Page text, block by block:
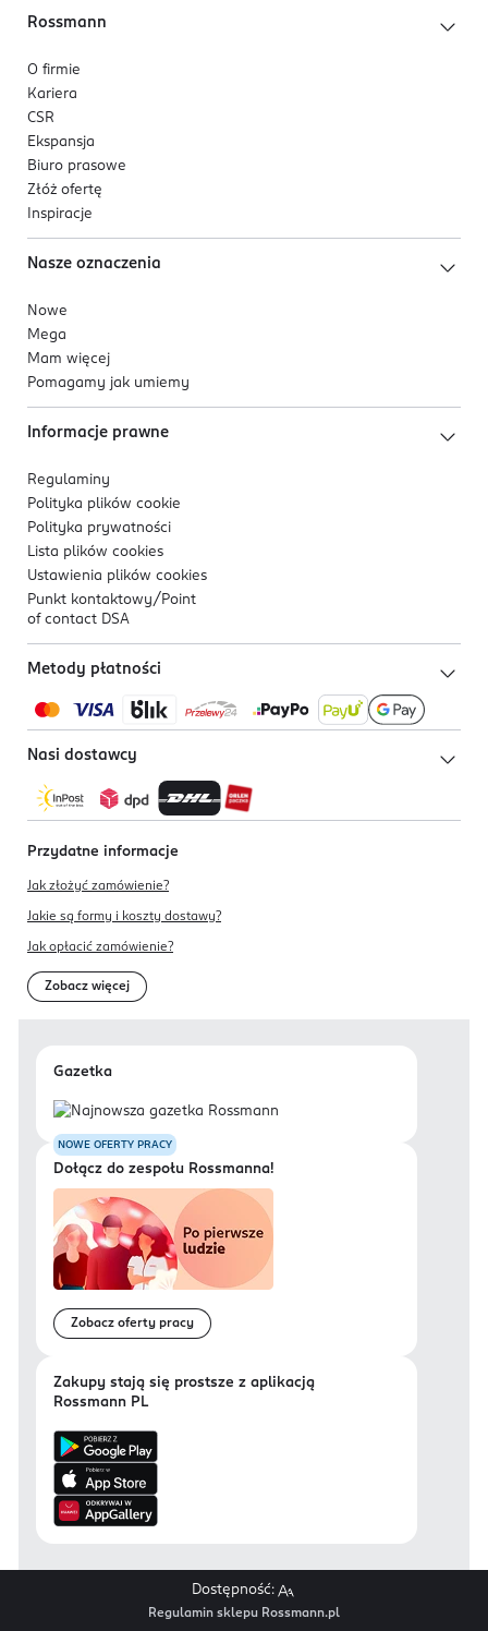
Rossmann
O firmie
Kariera
CSR
Ekspansja
Biuro prasowe
Złóż ofertę
Inspiracje
Nasze oznaczenia
Nowe
Mega
Mam więcej
Pomagamy jak umiemy
Informacje prawne
Regulaminy
Polityka plików cookie
Polityka prywatności
Lista plików cookies
Ustawienia plików cookies
Punkt kontaktowy/ Point
of contact DSA
Metody płatności
Nasi dostawcy
Przydatne informacje
Jak złożyć zamówienie?
Jakie są formy i koszty dostawy?
Jak opłacić zamówienie?
Zobacz więcej
Gazetka
NOWE OFERTY PRACY
Dołącz do zespołu Rossmanna!
Zobacz oferty pracy
Zakupy stają się prostsze z aplikacją
Rossmann PL
Dostępność:
Regulamin sklepu Rossmann.pl